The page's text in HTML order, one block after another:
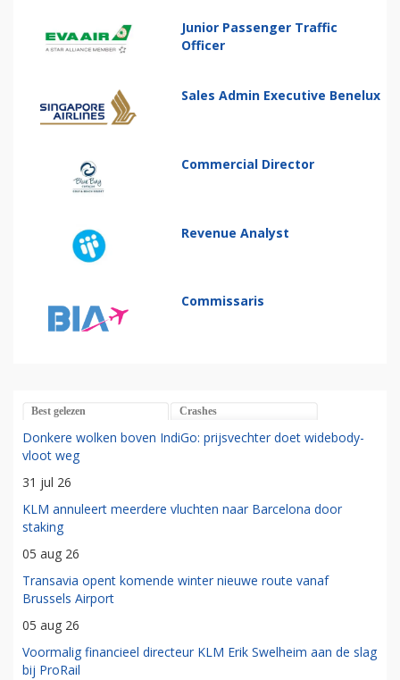
Junior Passenger Traffic
Officer
Sales Admin Executive Benelux
Commercial Director
Revenue Analyst
Commissaris
Best gelezen Crashes
Donkere wolken boven IndiGo: prijsvechter doet widebody-
vloot weg
31 jul 26
KLM annuleert meerdere vluchten naar Barcelona door
staking
05 aug 26
Transavia opent komende winter nieuwe route vanaf
Brussels Airport
05 aug 26
Voormalig financieel directeur KLM Erik Swelheim aan de slag
bij ProRail